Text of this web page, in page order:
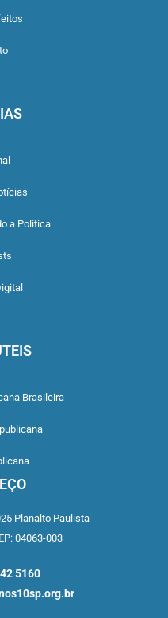
a Política
Brasileira
Planalto Paulista
04063-003
5160